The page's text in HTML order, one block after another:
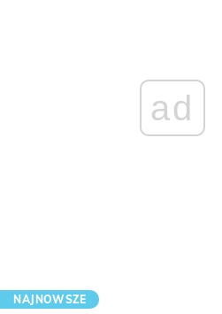
ad
NAJNOWSZE